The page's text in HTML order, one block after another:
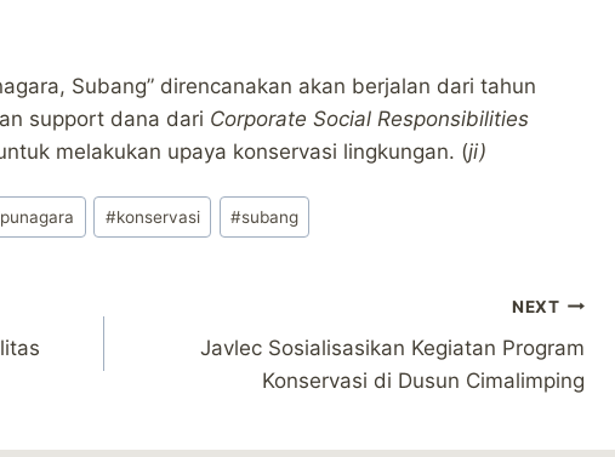
Subang” direncanakan akan berjalan dari tahun
support dana dari Corporate Social Responsibilities
melakukan upaya konservasi lingkungan. (ji)
#konservasi #subang
NEXT
Javlec Sosialisasikan Kegiatan Program
Konservasi di Dusun Cimalimping